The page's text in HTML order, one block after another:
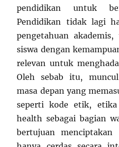
pendidikan untuk
Pendidikan tidak lagi
pengetahuan
siswa dengan
relevan untuk
Oleh sebab itu,
masa depan yang
seperti kode etik,
health sebagai bagian
bertujuan